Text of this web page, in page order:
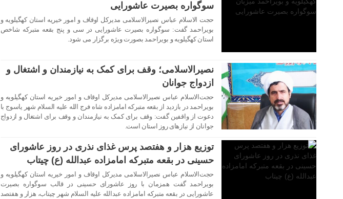
سوگواره بصیرت عاشورایی
حجت الاسلام عباس نصیرالاسلامی مدیرکل اوقاف و امور خیریه استان کهگیلویه و
بویراحمد گفت: سوگواره بصیرت عاشورایی در سی و پنج بقعه متبرکه شاخص
استان کهگیلویه و بویراحمد بصورت ویژه برگزار می شود.
۲۰ مرداد ۱۴۰۱
نصیرالاسلامی؛ وقف برای کمک به نیازمندان و اشتغال و
ازدواج جوانان
حجت‌الاسلام عباس نصیرالاسلامی مدیرکل اوقاف و امور خیریه استان کهگیلویه و
بویراحمد در بازدید از بقعه متبرکه امامزاده شاه فرج الله علیه السلام شهر یاسوج با
دعوت از واقفین گفت: وقف برای کمک به نیازمندان و وقف برای اشتغال و ازدواج
جوانان از نیازهای روز استان است.
توزیع هزار و هفتصد پرس غذای نذری در روز عاشورای
حسینی در بقعه متبرکه امامزاده عبدالله (ع) چیتاب
حجت‌الاسلام عباس نصیرالاسلامی مدیرکل اوقاف و امور خیریه استان کهگیلویه و
بویراحمد گفت همزمان با روز عاشورای حسینی در قالب سوگواره بصیرت
عاشورایی در بقعه متبرکه امامزاده عبدالله علیه السلام شهر چیتاب، هزار و هفتصد